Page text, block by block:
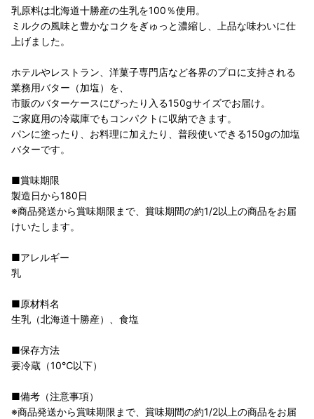
乳原料は北海道十勝産の生乳を100％使用。
ミルクの風味と豊かなコクをぎゅっと濃縮し、上品な味わいに仕
上げました。
ホテルやレストラン、洋菓子専門店など各界のプロに支持される
業務用バター（加塩）を、
市販のバターケースにぴったり入る150gサイズでお届け。
ご家庭用の冷蔵庫でもコンパクトに収納できます。
パンに塗ったり、お料理に加えたり、普段使いできる150gの加塩
バターです。
■賞味期限
製造日から180日
※商品発送から賞味期限まで、賞味期間の約1/2以上の商品をお届
けいたします。
■アレルギー
乳
■原材料名
生乳（北海道十勝産）、食塩
■保存方法
要冷蔵（10℃以下）
■備考（注意事項）
※商品発送から賞味期限まで、賞味期間の約1/2以上の商品をお届